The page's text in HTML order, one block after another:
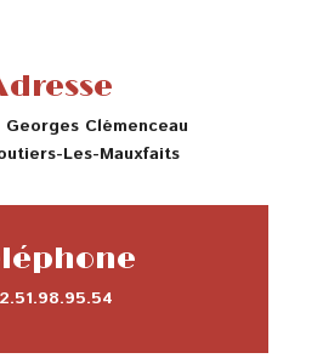
Georges Clémenceau
Les-Mauxfaits